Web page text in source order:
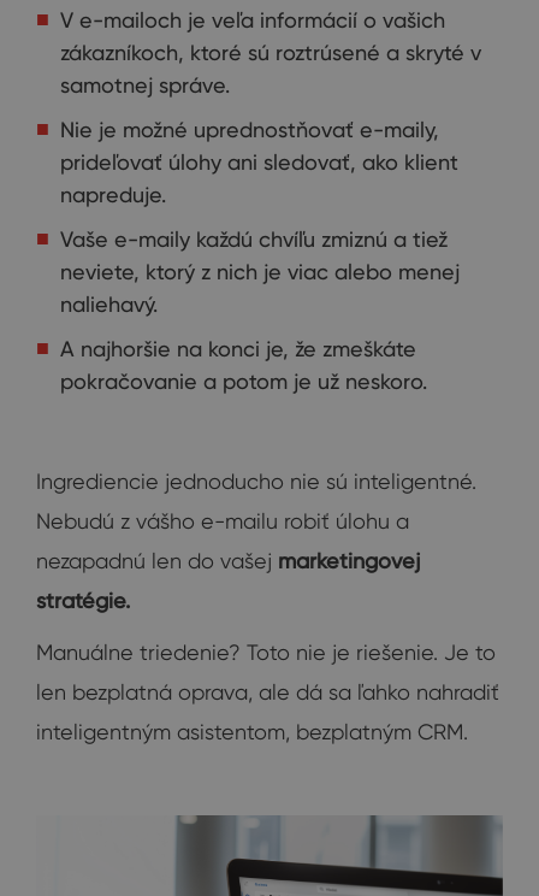
V e-mailoch je veľa informácií o vašich
zákazníkoch, ktoré sú roztrúsené a skryté v
samotnej správe.
Nie je možné uprednostňovať e-maily,
prideľovať úlohy ani sledovať, ako klient
napreduje.
Vaše e-maily každú chvíľu zmiznú a tiež
neviete, ktorý z nich je viac alebo menej
naliehavý.
A najhoršie na konci je, že zmeškáte
pokračovanie a potom je už neskoro.
Ingrediencie jednoducho nie sú inteligentné.
Nebudú z vášho e-mailu robiť úlohu a
nezapadnú len do vašej marketingovej
stratégie.
Manuálne triedenie? Toto nie je riešenie. Je to
len bezplatná oprava, ale dá sa ľahko nahradiť
inteligentným asistentom, bezplatným CRM.